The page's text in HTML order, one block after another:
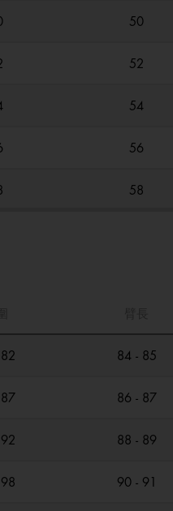
50
52
54
56
58
84 - 85
86 - 87
88 - 89
90 - 91